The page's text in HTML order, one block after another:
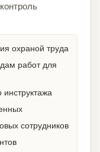
охраной труда
работ для
сотрудников